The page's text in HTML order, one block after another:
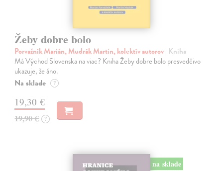
Žeby dobre bolo
Porvažník Marián, Mudrák Martin, kolektív autorov| Kniha
Má Východ Slovenska na viac? Kniha Žeby dobre bolo presvedčivo
ukazuje, že áno.
Na sklade ?
19,30 €
19,90 € ?
na sklade